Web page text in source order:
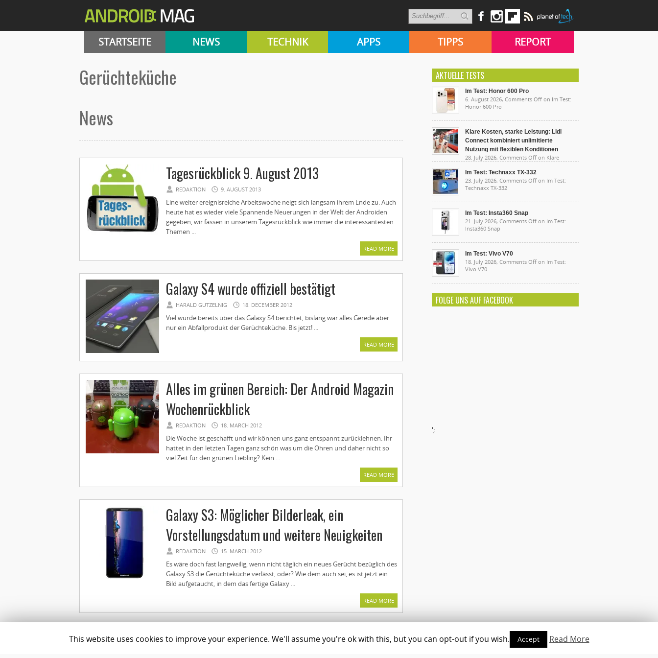
STARTSEITE NEWS TECHNIK APPS TIPPS REPORT
Gerüchteküche
News
Tagesrückblick 9. August 2013
REDAKTION 9. AUGUST 2013
Eine weiter ereignisreiche Arbeitswoche neigt sich langsam ihrem Ende zu. Auch
heute hat es wieder viele Spannende Neuerungen in der Welt der Androiden
gegeben, wir fassen in unserem Tagesrückblick wie immer die interessantesten
Themen ...
READ MORE
Galaxy S4 wurde offiziell bestätigt
HARALD GUTZELNIG 18. DECEMBER 2012
Viel wurde bereits über das Galaxy S4 berichtet, bislang war alles Gerede aber
nur ein Abfallprodukt der Gerüchteküche. Bis jetzt! ...
READ MORE
Alles im grünen Bereich: Der Android Magazin
Wochenrückblick
REDAKTION 18. MARCH 2012
Die Woche ist geschafft und wir können uns ganz entspannt zurücklehnen. Ihr
hattet in den letzten Tagen ganz schön was um die Ohren und daher nicht so
viel Zeit für den grünen Liebling? Kein ...
READ MORE
Galaxy S3: Möglicher Bilderleak, ein
Vorstellungsdatum und weitere Neuigkeiten
REDAKTION 15. MARCH 2012
Es wäre doch fast langweilig, wenn nicht täglich ein neues Gerücht bezüglich des
Galaxy S3 die Gerüchteküche verlässt, oder? Wie dem auch sei, es ist jetzt ein
Bild aufgetaucht, in dem das fertige Galaxy ...
READ MORE
AKTUELLE TESTS
Im Test: Honor 600 Pro
6. August 2026, Comments Off on Im Test:
Honor 600 Pro
Klare Kosten, starke Leistung: Lidl
Connect kombiniert unlimitierte
Nutzung mit flexiblen Konditionen
28. July 2026, Comments Off on Klare
unlimitierte Nutzung mit flexiblen Konditionen
Im Test: Technaxx TX-332
23. July 2026, Comments Off on Im Test:
Technaxx TX-332
Im Test: Insta360 Snap
21. July 2026, Comments Off on Im Test:
Insta360 Snap
Im Test: Vivo V70
18. July 2026, Comments Off on Im Test:
Vivo V70
FOLGE UNS AUF FACEBOOK
';
Datenschutz Team Best Geldanlage Magazine Shop Copyright © 2010-2016 - www.androidmag.de
This website uses cookies to improve your experience. We'll assume you're ok with this, but you can opt-out if you wish. Accept Read More